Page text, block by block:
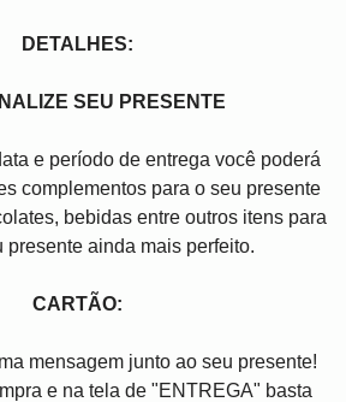
DETALHES:
SEU PRESENTE
e período de entrega você poder
complementos para o seu presente
bebidas entre outros itens para
presente ainda mais perfeito.
CARTÃO:
mensagem junto ao seu presente!
e na tela de "ENTREGA" basta